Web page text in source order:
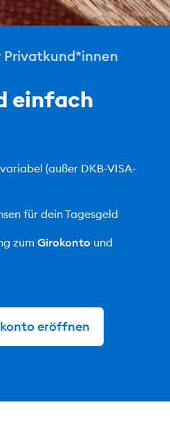
Privatkund*innen
einfach
(außer DKB-VISA-
für dein Tagesgeld
zum Girokonto und
eröffnen